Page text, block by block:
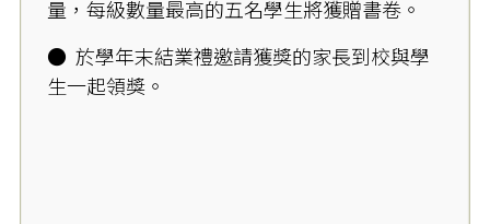
量，每級數量最高的五名學生將獲贈書卷。
● 於學年末結業禮邀請獲獎的家長到校與學
生一起領獎。